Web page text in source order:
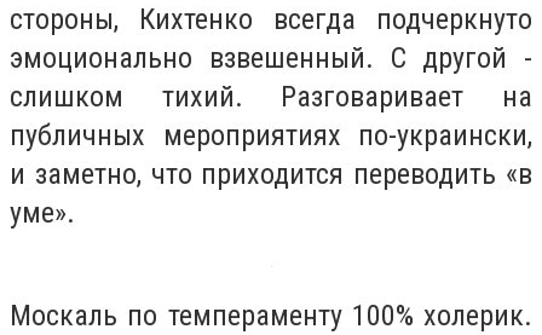
стороны, Кихтенко всегда подчеркнуто
эмоционально взвешенный. С другой -
слишком тихий. Разговаривает на
публичных мероприятиях по-украински,
и заметно, что приходится переводить «в
уме».
Москаль по темпераменту 100% холерик.